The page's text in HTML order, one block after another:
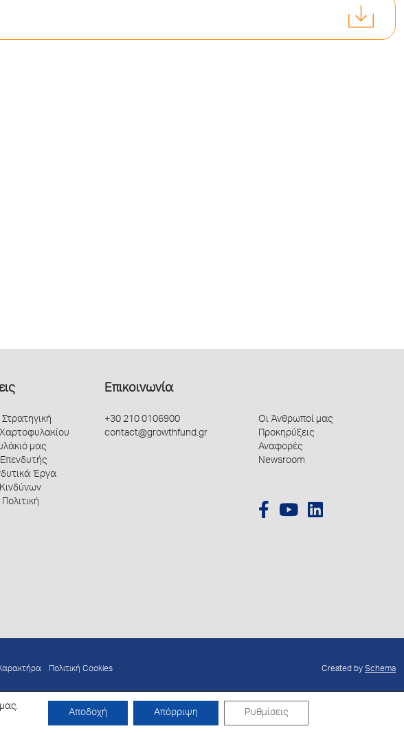
Χαρτοφυλακίου
μας
Έργα
Επικοινωνία
+30 210 0106900
contact@growthfund.gr
Οι Άνθρωποί μας
Προκηρύξεις
Αναφορές
Newsroom
Πολιτική Cookies Created by Schema
Αποδοχή Απόρριψη Ρυθμίσεις